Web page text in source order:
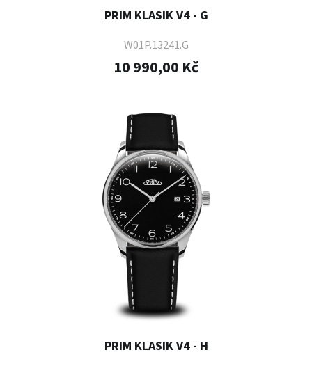
PRIM KLASIK V4 - G
W01P.13241.G
10 990,00 Kč
PRIM KLASIK V4 - H